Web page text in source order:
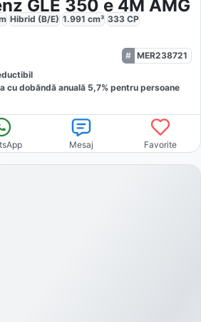
GLE 350 e 4M AMG
Hibrid (B/E) 1.991 cm³ 333 CP
MER238721
cu dobăndă anuală 5,7% pentru persoane
Mesaj Favorite